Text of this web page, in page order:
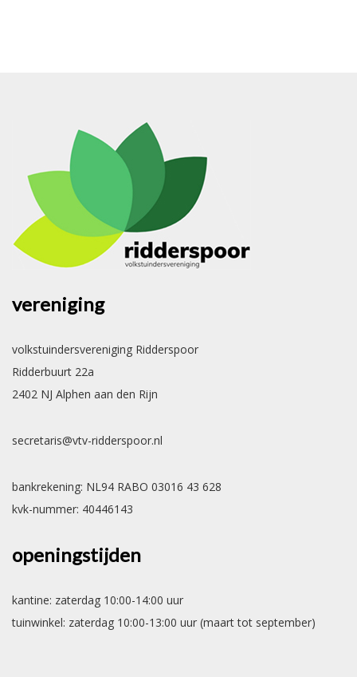
vereniging
volkstuindersvereniging Ridderspoor
Ridderbuurt 22a
2402 NJ Alphen aan den Rijn
secretaris@vtv-ridderspoor.nl
bankrekening: NL94 RABO 03016 43 628
kvk-nummer: 40446143
openingstijden
kantine: zaterdag 10:00-14:00 uur
tuinwinkel: zaterdag 10:00-13:00 uur (maart tot september)